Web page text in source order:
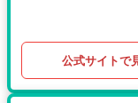
公式サイトで